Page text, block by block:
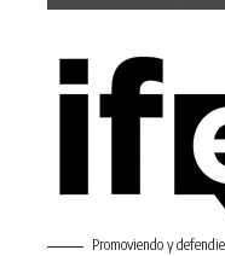
Promoviendo y